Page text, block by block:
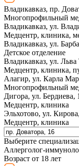
Владикавказ, пр.
Многопрофильный
Владикавказ, ул.
Медцентр, клиника,
Владикавказ, ул.
Детское отделение
Владикавказ, ул. Льва
Медцентр, клиника,
Алагир, ул. Карла
Многопрофильный
Дигора, ул. Бердиева,
Медцентр, клиника
Эльхотово, ул.
Медцентр, клиника
Выберите
Аллерголог-
Возраст от 18 лет